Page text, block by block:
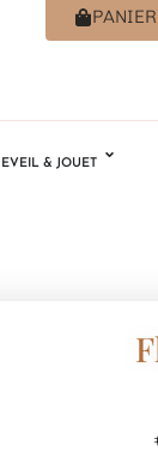
PANIER
EVEIL & JOUET